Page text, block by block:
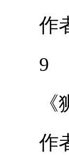
作者
9
《狮
作者